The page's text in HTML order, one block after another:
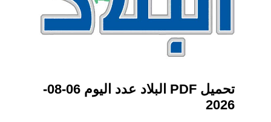
تحميل PDF البلاد عدد اليوم 06-08-
2026